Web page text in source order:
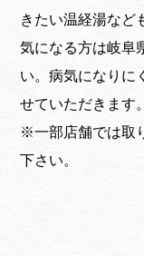
きたい温経湯など
気になる方は岐阜
い。病気になりに
せていただきます。
※一部店舗では取
下さい。